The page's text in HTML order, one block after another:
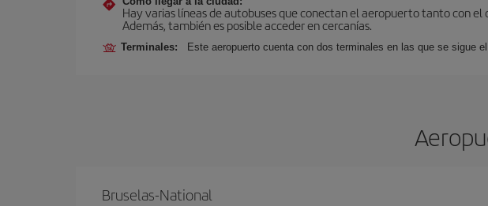
Hay varias líneas de autobuses que conectan el aeropuerto tanto con
Además, también es posible acceder en cercanías.
Terminales: Este aeropuerto cuenta con dos terminales en las que se sigue
Bruselas-National